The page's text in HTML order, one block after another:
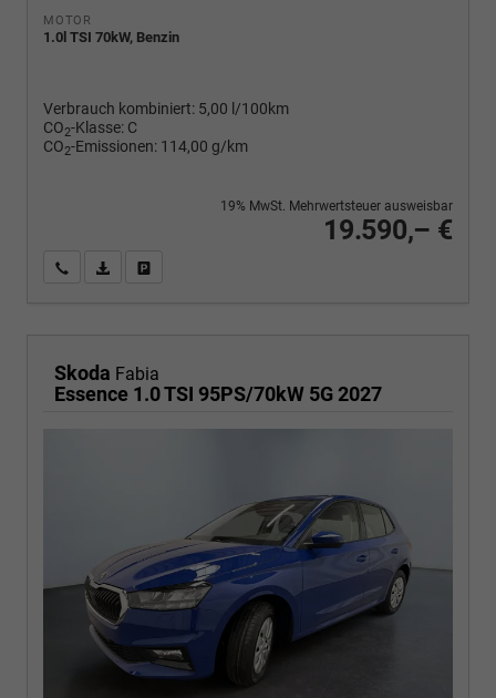
MOTOR
1.0l TSI 70kW, Benzin
Verbrauch kombiniert: 5,00 l/100km
CO2-Klasse: C
CO2-Emissionen: 114,00 g/km
19.590,– €
19% MwSt. Mehrwertsteuer ausweisbar
Wir rufen Sie anPDF-Fahrzeugexposé drucken
Skoda Fabia
Essence 1.0 TSI 95PS/70kW 5G 2027